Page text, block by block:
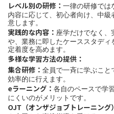
レベル別の研修： 一律の研修では
内容に応じて、初心者向け、中
意します。
実践的な内容： 座学だけでなく、
や、業務に即したケーススタデ
定着度を高めます。
多様な学習方法の提供：
集合研修： 全員で一斉に学ぶこと
効率的に行えます。
eラーニング： 各自のペースで学
にくいのがメリットです。
OJT（オンザジョブトレーニング